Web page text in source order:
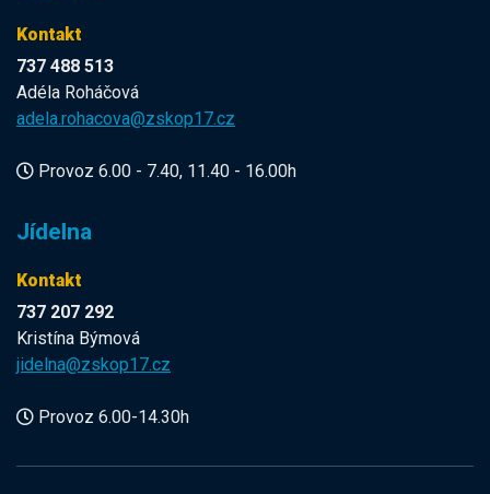
Kontakt
737 488 513
Adéla Roháčová
adela.rohacova@zskop17.cz
Provoz 6.00 - 7.40, 11.40 - 16.00h
Jídelna
Kontakt
737 207 292
Kristína Býmová
jidelna@zskop17.cz
Provoz 6.00-14.30h